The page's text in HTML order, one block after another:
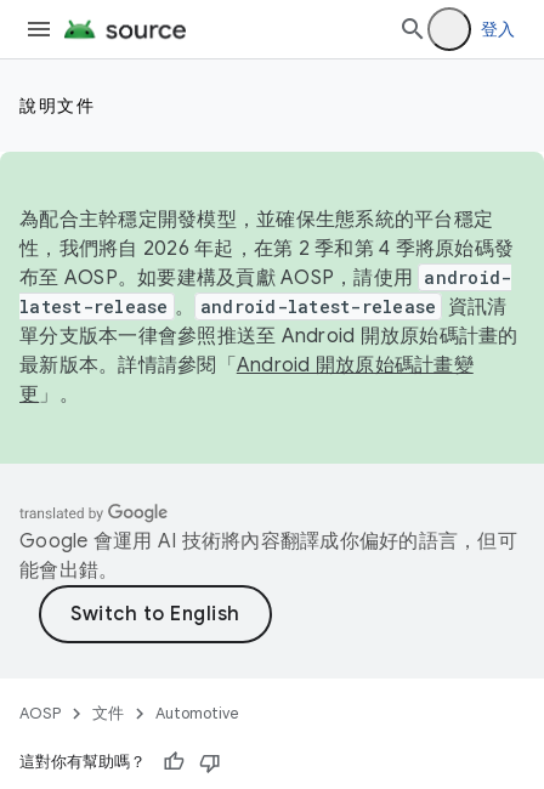
登入
說明文件
為配合主幹穩定開發模型，並確保生態系統的平台穩定
性，我們將自 2026 年起，在第 2 季和第 4 季將原始碼發
布至 AOSP。如要建構及貢獻 AOSP，請使用 android-
latest-release 。 android-latest-release
資訊清
單分支版本一律會參照推送至 Android 開放原始碼計畫的
最新版本。詳情請參閱「 Android 開放原始碼計畫變
更 」。
Google 會運用 AI 技術將內容翻譯成你偏好的語言，但可
能會出錯。
AOSP 文件 Automotive
這對你有幫助嗎？